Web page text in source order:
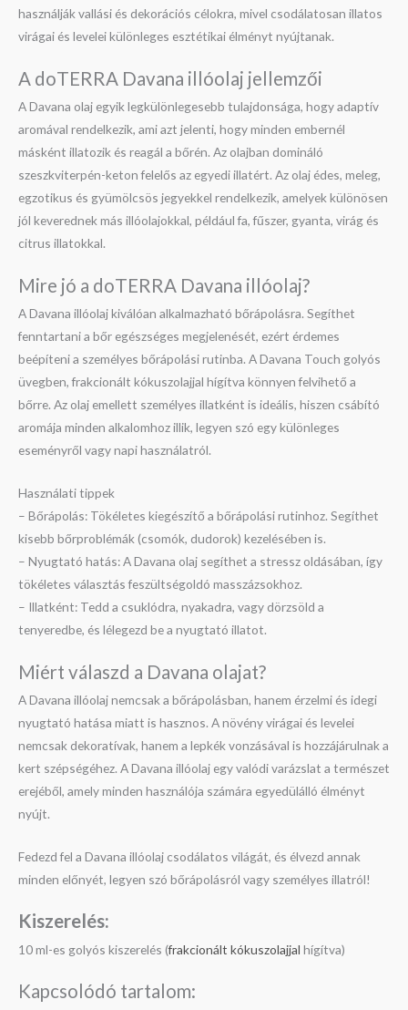
használják vallási és dekorációs célokra, mivel csodálatosan illatos
virágai és levelei különleges esztétikai élményt nyújtanak.
A doTERRA Davana illóolaj jellemzői
A Davana olaj egyik legkülönlegesebb tulajdonsága, hogy adaptív
aromával rendelkezik, ami azt jelenti, hogy minden embernél
másként illatozik és reagál a bőrén. Az olajban domináló
szeszkviterpén-keton felelős az egyedi illatért. Az olaj édes, meleg,
egzotikus és gyümölcsös jegyekkel rendelkezik, amelyek különösen
jól keverednek más illóolajokkal, például fa, fűszer, gyanta, virág és
citrus illatokkal.
Mire jó a doTERRA Davana illóolaj?
A Davana illóolaj kiválóan alkalmazható bőrápolásra. Segíthet
fenntartani a bőr egészséges megjelenését, ezért érdemes
beépíteni a személyes bőrápolási rutinba. A Davana Touch golyós
üvegben, frakcionált kókuszolajjal hígítva könnyen felvihető a
bőrre. Az olaj emellett személyes illatként is ideális, hiszen csábító
aromája minden alkalomhoz illik, legyen szó egy különleges
eseményről vagy napi használatról.
Használati tippek
– Bőrápolás: Tökéletes kiegészítő a bőrápolási rutinhoz. Segíthet
kisebb bőrproblémák (csomók, dudorok) kezelésében is.
– Nyugtató hatás: A Davana olaj segíthet a stressz oldásában, így
tökéletes választás feszültségoldó masszázsokhoz.
– Illatként: Tedd a csuklódra, nyakadra, vagy dörzsöld a
tenyeredbe, és lélegezd be a nyugtató illatot.
Miért válaszd a Davana olajat?
A Davana illóolaj nemcsak a bőrápolásban, hanem érzelmi és idegi
nyugtató hatása miatt is hasznos. A növény virágai és levelei
nemcsak dekoratívak, hanem a lepkék vonzásával is hozzájárulnak a
kert szépségéhez. A Davana illóolaj egy valódi varázslat a természet
erejéből, amely minden használója számára egyedülálló élményt
nyújt.
Fedezd fel a Davana illóolaj csodálatos világát, és élvezd annak
minden előnyét, legyen szó bőrápolásról vagy személyes illatról!
Kiszerelés:
10 ml-es golyós kiszerelés (frakcionált kókuszolajjal hígítva)
Kapcsolódó tartalom: